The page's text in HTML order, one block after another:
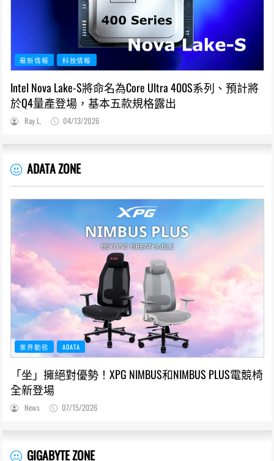
最新情報 科技情報
Intel Nova Lake-S將命名為Core Ultra 400S系列、預計將
於Q4量產登場，基本五款規格露出
Ray L. 04/13/2026
ADATA ZONE
業界動態 ADATA
「坐」擁絕對優勢！XPG NIMBUS和NIMBUS PLUS電競椅
全新登場
News 07/15/2026
GIGABYTE ZONE